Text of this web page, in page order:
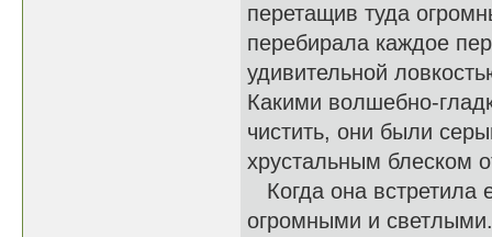
перетащив туда
перебирала каждое
удивительной
Какими волшебно-
чистить, они были
хрустальным блеском
Когда она встретила
огромными и